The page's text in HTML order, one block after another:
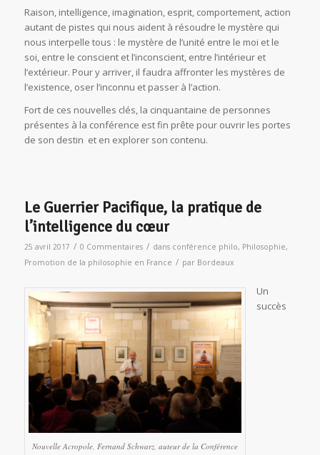
Raison, intelligence, imagination, esprit, comportement, action
autant de pistes qui nous aident à résoudre le mystère qui
nous interpelle tous : le mystère de l’unité entre le moi et le
soi, entre le conscient et l’inconscient, entre l’intérieur et
l’extérieur. Pour y arriver, il faudra affronter les mystères de
l’existence, oser l’inconnu et passer à l’action.
Fort de ces nouvelles clés, la cinquantaine de personnes
présentes à la conférence est fin prête pour ouvrir les portes
de son destin et en explorer son contenu.
Le Guerrier Pacifique, la pratique de
l’intelligence du cœur
25 avril 2017 / 0 Commentaires / dans conférence philo, Philosophie,
Promotion de la philosophie en France / par Bordeaux
Nouvelle Acropole, Fernand Schwarz, auteur de la Conférence
Un
succès